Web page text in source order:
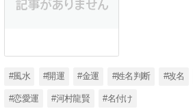
#風水 #開運 #金運 #姓名判断 #改名
#恋愛運 #河村龍賢 #名付け